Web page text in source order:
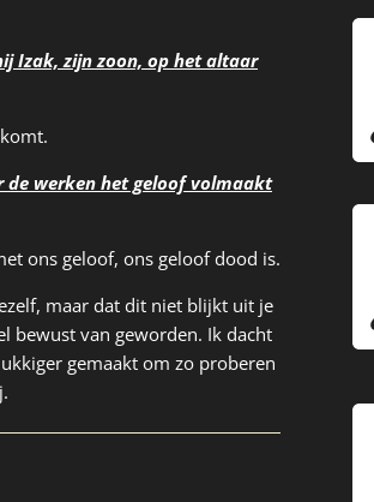
Izak, zijn zoon, op het altaar
de werken het geloof volmaakt
ons geloof, ons geloof dood is.
maar dat dit niet blijkt uit je
bewust van geworden. Ik dacht
gemaakt om zo proberen